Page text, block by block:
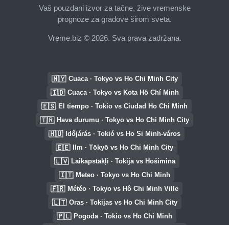
Vaš pouzdani izvor za tačne, žive vremenske
prognoze za gradove širom sveta.
Vreme.biz © 2026. Sva prava zadržana.
🇲🇾 Cuaca · Tokyo vs Ho Chi Minh City
🇮🇩 Cuaca · Tokyo vs Kota Hồ Chí Minh
🇪🇸 El tiempo · Tokio vs Ciudad Ho Chi Minh
🇹🇷 Hava durumu · Tokyo vs Ho Chi Minh City
🇭🇺 Időjárás · Tokió vs Ho Si Minh-város
🇪🇪 Ilm · Tōkyō vs Ho Chi Minh City
🇱🇻 Laikapstākļi · Tokija vs Hošimina
🇮🇹 Meteo · Tokyo vs Ho Chi Minh
🇫🇷 Météo · Tokyo vs Hô Chi Minh Ville
🇱🇹 Oras · Tokijas vs Ho Chi Minh City
🇵🇱 Pogoda · Tokio vs Ho Chi Minh